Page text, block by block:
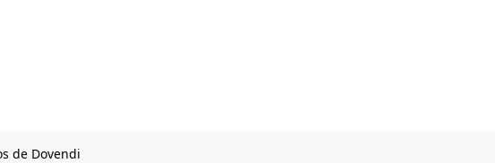
de Dovendi